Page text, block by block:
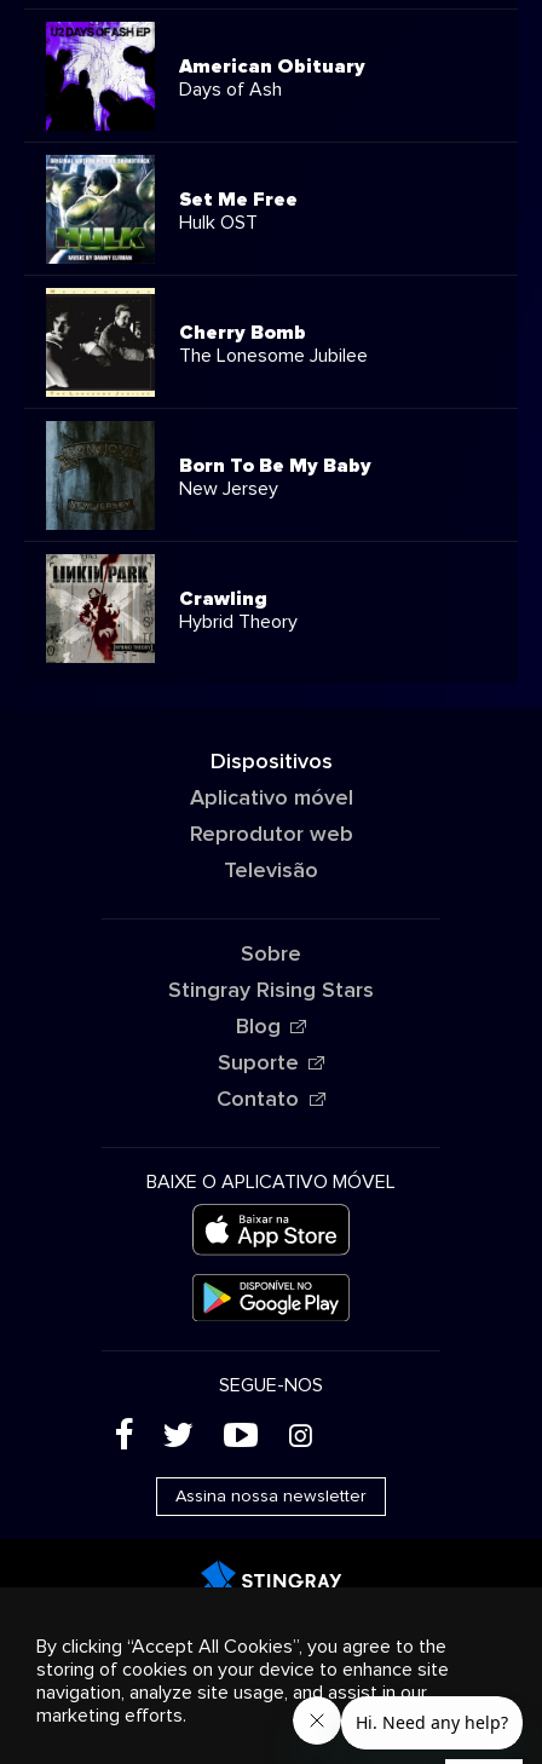
American Obituary
Days of Ash
Set Me Free
Hulk OST
Cherry Bomb
The Lonesome Jubilee
Born To Be My Baby
New Jersey
Crawling
Hybrid Theory
Dispositivos
Aplicativo móvel
Reprodutor web
Televisão
Sobre
Stingray Rising Stars
Blog
Suporte
Contato
BAIXE O APLICATIVO MÓVEL
SEGUE-NOS
( ' + &
Assina nossa newsletter
consumo
Soluções empresariais Rádio
Sobre nós
Cookies settings
© 2018-2025 Stingray Group Inc. Todos os direitos
reservados. STINGRAY®, STINGRAY® MUSIC e outras marcas e
logotipos relacionados são marcas comerciais do Stingray
By clicking “Accept All Cookies”, you agree to the
storing of cookies on your device to enhance site
navigation, analyze site usage, and assist in our
marketing efforts.